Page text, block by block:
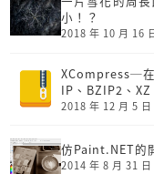
小！？
2018 年 10 月 16
XCompress─
IP、BZIP2、
2018 年 12 月 5 日
仿Paint.NET的
2014 年 8 月 31 日